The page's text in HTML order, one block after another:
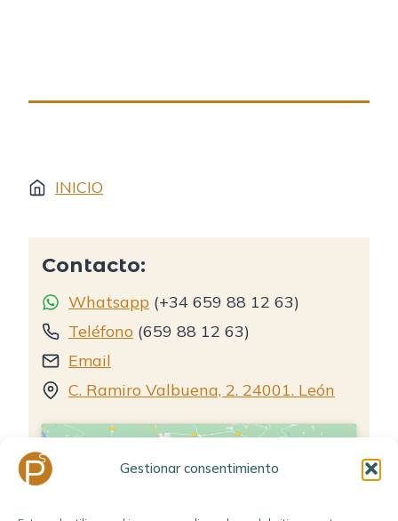
Gestionar consentimiento
INICIO
Contacto:
Whatsapp (+34 659 88 12 63)
Teléfono (659 88 12 63)
Email
C. Ramiro Valbuena, 2. 24001. León